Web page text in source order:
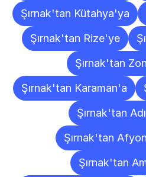
Şırnak'tan Kütahya'ya
Şırnak'tan Rize'ye
Şırnak'tan
Şırnak'tan Karaman'a
Şırnak'tan
Şırnak'tan
Şırnak'tan